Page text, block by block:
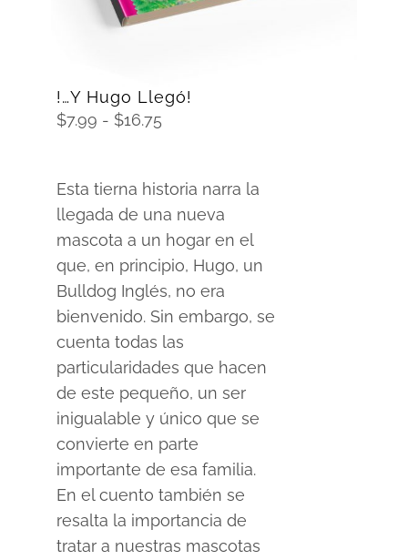
!…Y Hugo Llegó!
$7.99 - $16.75
desde
$7.99
hasta
$16.75
Esta tierna historia narra la
llegada de una nueva
mascota a un hogar en el
que, en principio, Hugo, un
Bulldog Inglés, no era
bienvenido. Sin embargo, se
cuenta todas las
particularidades que hacen
de este pequeño, un ser
inigualable y único que se
convierte en parte
importante de esa familia.
En el cuento también se
resalta la importancia de
tratar a nuestras mascotas